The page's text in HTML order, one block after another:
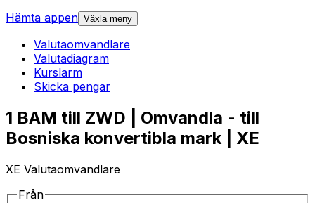
Hämta appen Växla meny
Valutaomvandlare
Valutadiagram
Kurslarm
Skicka pengar
1 BAM till ZWD | Omvandla - till
Bosniska konvertibla mark | XE
XE Valutaomvandlare
Från